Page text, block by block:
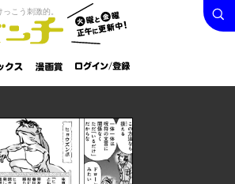
火曜と
金曜正
午に更
新中！
こう刺激的。
ク
漫画
賞
ログイン /
登録
検索